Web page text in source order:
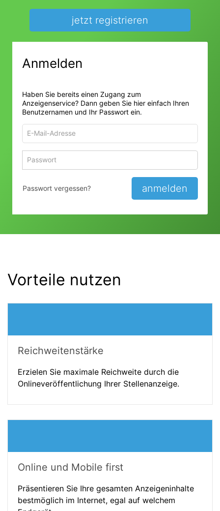
jetzt registrieren
Anmelden
Haben Sie bereits einen Zugang zum
Anzeigenservice? Dann geben Sie hier einfach Ihren
Benutzernamen und Ihr Passwort ein.
Adresse
zum
Anmelden
anmelden
Passwort vergessen?
Vorteile nutzen
Reichweitenstärke
Erzielen Sie maximale Reichweite durch die
Onlineveröffentlichung Ihrer Stellenanzeige.
Online und Mobile first
Präsentieren Sie Ihre gesamten Anzeigeninhalte
bestmöglich im Internet, egal auf welchem